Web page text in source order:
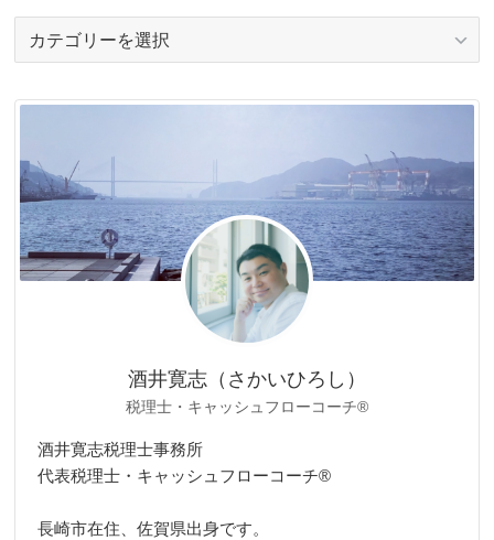
リ
酒井寛志（さかいひろし）
税理士・キャッシュフローコーチ®
酒井寛志税理士事務所
代表税理士・キャッシュフローコーチ®
長崎市在住、佐賀県出身です。